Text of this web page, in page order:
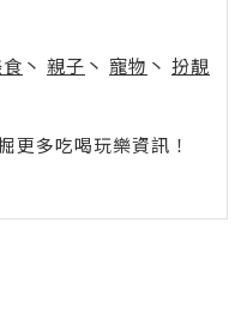
丶 親子 丶 寵物 丶 扮靚
多吃喝玩樂資訊！